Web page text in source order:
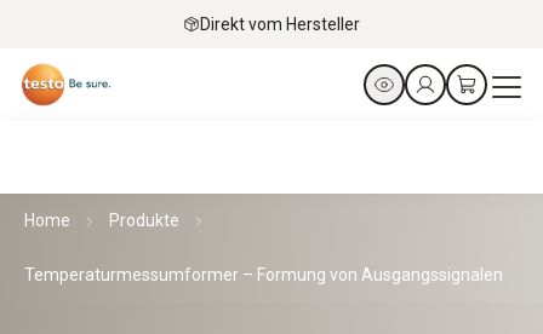
Direkt vom Hersteller
Home Produkte
Temperaturmessumformer – Formung von Ausgangssignalen